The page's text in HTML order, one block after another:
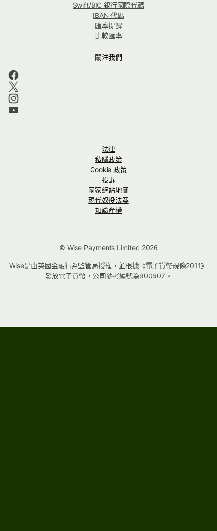
Swift/BIC 銀行國際代碼
IBAN 代碼
匯率提醒
比較匯率
關注我們
法律
私隱政策
Cookie 政策
投訴
國家網站地圖
現代奴役法案
知識產權
© Wise Payments Limited 2026
Wise是由英國金融行為監管局授權，並根據《電子貨幣規條2011》
發放電子貨幣，公司參考編號為900507。